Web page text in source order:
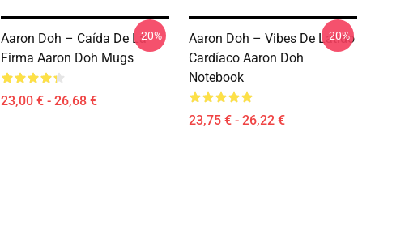
Aaron Doh – Caída De La
Firma Aaron Doh Mugs
23,00 € - 26,68 €
-20%
Aaron Doh – Vibes De Latido
Cardíaco Aaron Doh
Notebook
23,75 € - 26,22 €
-20%